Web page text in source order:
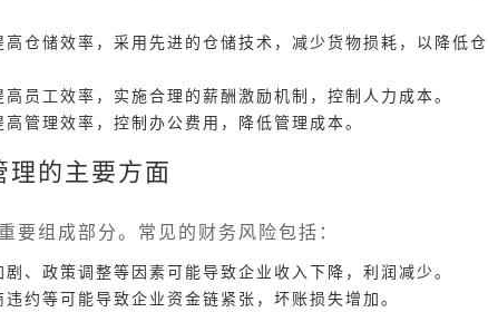
仓储效率，采用先进的仓储技术，减少货物损耗，以降低仓
员工效率，实施合理的薪酬激励机制，控制人力成本。
管理效率，控制办公费用，降低管理成本。
理的主要方面
要组成部分。常见的财务风险包括：
、政策调整等因素可能导致企业收入下降，利润减少。
约等可能导致企业资金链紧张，坏账损失增加。